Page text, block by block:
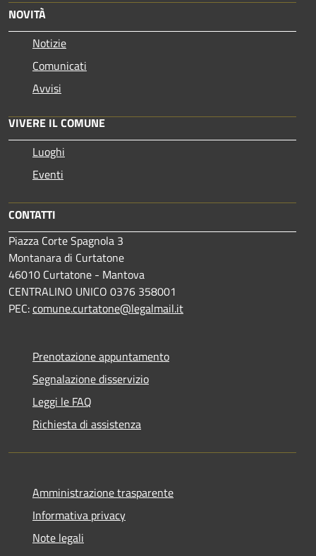
NOVITÀ
Notizie
Comunicati
Avvisi
VIVERE IL COMUNE
Luoghi
Eventi
CONTATTI
Piazza Corte Spagnola 3
Montanara di Curtatone
46010 Curtatone - Mantova
CENTRALINO UNICO 0376 358001
PEC:comune.curtatone@legalmail.it
Prenotazione appuntamento
Segnalazione disservizio
Leggi le FAQ
Richiesta di assistenza
Amministrazione trasparente
Informativa privacy
Note legali